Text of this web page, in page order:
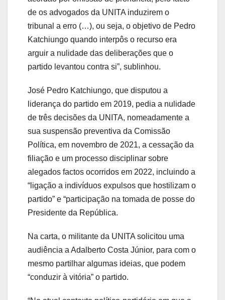
de os advogados da UNITA induzirem o
tribunal a erro (…), ou seja, o objetivo de Pedro
Katchiungo quando interpôs o recurso era
arguir a nulidade das deliberações que o
partido levantou contra si”, sublinhou.
José Pedro Katchiungo, que disputou a
liderança do partido em 2019, pedia a nulidade
de três decisões da UNITA, nomeadamente a
sua suspensão preventiva da Comissão
Política, em novembro de 2021, a cessação da
filiação e um processo disciplinar sobre
alegados factos ocorridos em 2022, incluindo a
“ligação a indivíduos expulsos que hostilizam o
partido” e “participação na tomada de posse do
Presidente da República.
Na carta, o militante da UNITA solicitou uma
audiência a Adalberto Costa Júnior, para com o
mesmo partilhar algumas ideias, que podem
“conduzir à vitória” o partido.